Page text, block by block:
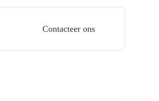
Contacteer ons